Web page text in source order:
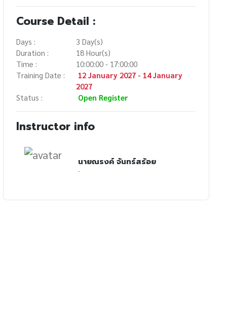
Course Detail :
Days :
3 Day(s)
Duration :
18 Hour(s)
Time :
10:00:00 - 17:00:00
Training Date :
12 January 2027 - 14 January
2027
Status :
Open Register
Instructor info
นายณรงค์ จันทร์สร้อย
-